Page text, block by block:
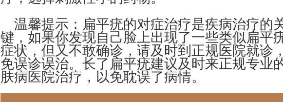
温馨提示：扁平疣的对症治疗是疾病治疗的
键，如果你发现自己脸上出现了一些类似扁平
症状，但又不敢确诊，请及时到正规医院就诊
免误诊误治。长了扁平疣建议及时来正规专业
肤病医院治疗，以免耽误了病情。